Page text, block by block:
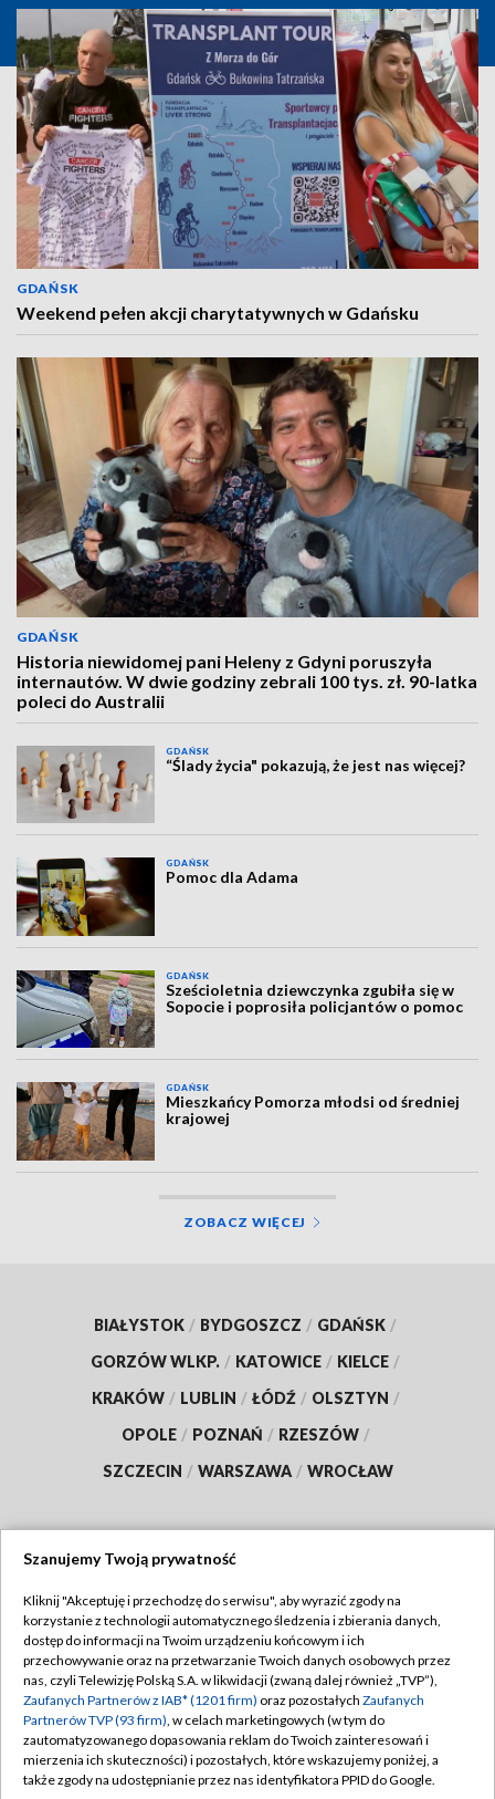
GDAŃSK
Weekend pełen akcji charytatywnych w Gdańsku
GDAŃSK
Historia niewidomej pani Heleny z Gdyni poruszyła
internautów. W dwie godziny zebrali 100 tys. zł. 90-latka
poleci do Australii
GDAŃSK
“Ślady życia" pokazują, że jest nas więcej?
GDAŃSK
Pomoc dla Adama
GDAŃSK
Sześcioletnia dziewczynka zgubiła się w
Sopocie i poprosiła policjantów o pomoc
GDAŃSK
Mieszkańcy Pomorza młodsi od średniej
krajowej
ZOBACZ WIĘCEJ
BIAŁYSTOK / BYDGOSZCZ / GDAŃSK /
GORZÓW WLKP. / KATOWICE / KIELCE /
KRAKÓW / LUBLIN / ŁÓDŹ / OLSZTYN /
OPOLE / POZNAŃ / RZESZÓW /
SZCZECIN / WARSZAWA / WROCŁAW
TVP
Abonament TVP
Emisja w TVP
Centrum informacji TVP
Naziemna Telewizja Cyfrowa
Regulamin TVP
Polityka prywatności
Moje zgody
Pomoc
Szanujemy Twoją prywatność
Kliknij "Akceptuję i przechodzę do serwisu", aby wyrazić zgody na
korzystanie z technologii automatycznego śledzenia i zbierania danych,
dostęp do informacji na Twoim urządzeniu końcowym i ich
przechowywanie oraz na przetwarzanie Twoich danych osobowych przez
nas, czyli Telewizję Polską S.A. w likwidacji (zwaną dalej również „TVP”),
Zaufanych Partnerów z IAB* (1201 firm) oraz pozostałych Zaufanych
Partnerów TVP (93 firm), w celach marketingowych (w tym do
zautomatyzowanego dopasowania reklam do Twoich zainteresowań i
mierzenia ich skuteczności) i pozostałych, które wskazujemy poniżej, a
także zgody na udostępnianie przez nas identyfikatora PPID do Google.